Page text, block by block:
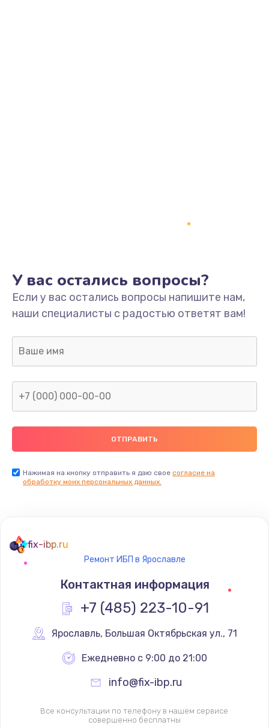
У вас остались вопросы?
Если у вас остались вопросы напишите нам,
наши специалисты с радостью ответят вам!
Нажимая на кнопку отправить я даю свое согласие на
обработку моих персональных данных.
fix-ibp.ru
Ремонт ИБП в Ярославле
Контактная информация
+7 (485) 223-10-91
Ярославль, Большая Октябрьская ул., 71
Ежедневно с 9:00 до 21:00
info@fix-ibp.ru
Все консультации по телефону в нашем сервисе
совершенно бесплатны